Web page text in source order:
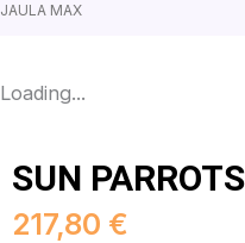
JAULA MAX
Loading...
SUN
217,80 €